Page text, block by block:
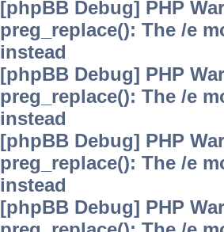
[phpBB Debug] PHP
preg_replace(): The /e
instead
[phpBB Debug] PHP
preg_replace(): The /e
instead
[phpBB Debug] PHP
preg_replace(): The /e
instead
[phpBB Debug] PHP